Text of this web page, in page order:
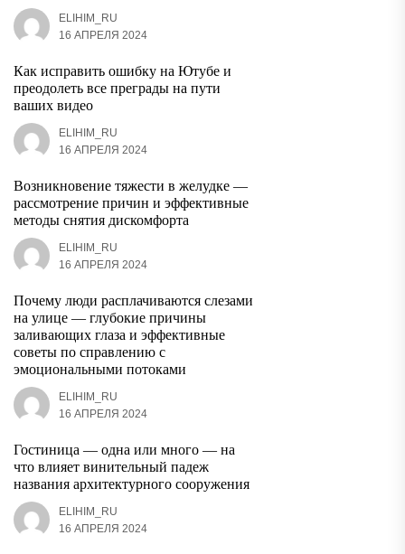
ELIHIM_RU
16 АПРЕЛЯ 2024
Как исправить ошибку на Ютубе и
преодолеть все преграды на пути
ваших видео
ELIHIM_RU
16 АПРЕЛЯ 2024
Возникновение тяжести в желудке —
рассмотрение причин и эффективные
методы снятия дискомфорта
ELIHIM_RU
16 АПРЕЛЯ 2024
Почему люди расплачиваются слезами
на улице — глубокие причины
заливающих глаза и эффективные
советы по справлению с
эмоциональными потоками
ELIHIM_RU
16 АПРЕЛЯ 2024
Гостиница — одна или много — на
что влияет винительный падеж
названия архитектурного сооружения
ELIHIM_RU
16 АПРЕЛЯ 2024